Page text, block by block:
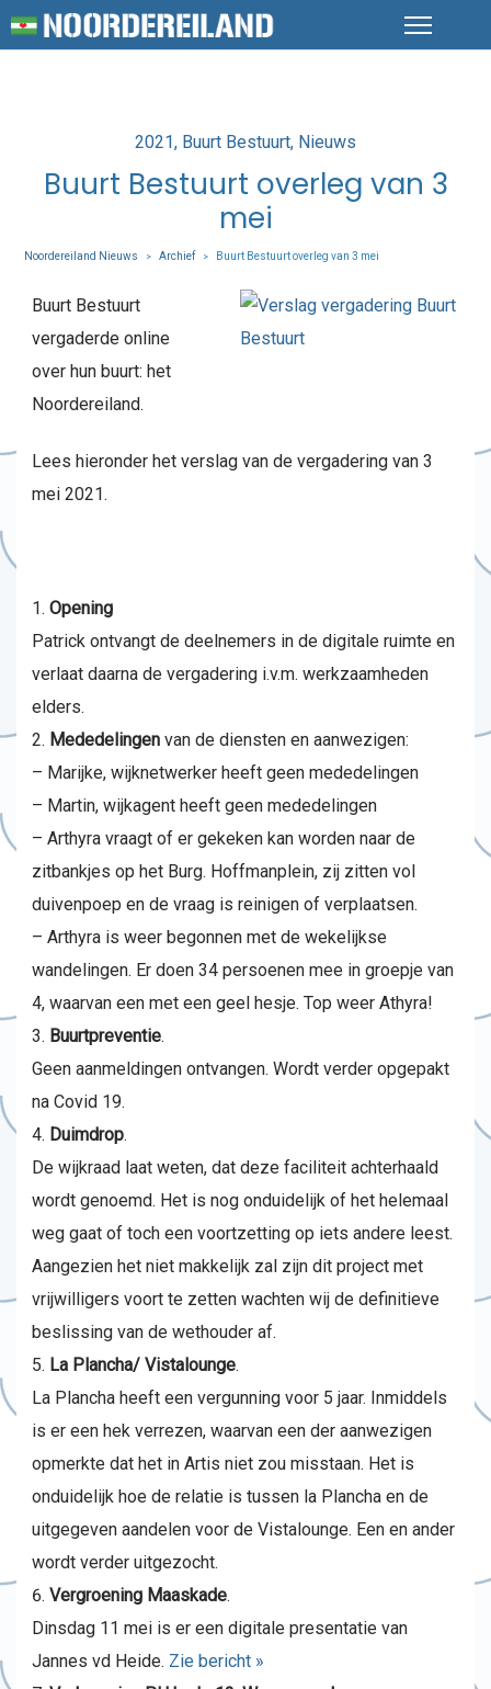
Posted
in
2021 Buurt Bestuurt Nieuws
Buurt Bestuurt overleg van 3
mei
Noordereiland Nieuws > Archief > Buurt Bestuurt overleg van 3 mei
Buurt Bestuurt
vergaderde online
over hun buurt: het
Noordereiland.
Lees hieronder het verslag van de vergadering van 3
mei 2021.
Opening
Patrick ontvangt de deelnemers in de digitale ruimte en
verlaat daarna de vergadering i.v.m. werkzaamheden
elders.
Mededelingen van de diensten en aanwezigen:
– Marijke, wijknetwerker heeft geen mededelingen
– Martin, wijkagent heeft geen mededelingen
– Arthyra vraagt of er gekeken kan worden naar de
zitbankjes op het Burg. Hoffmanplein, zij zitten vol
duivenpoep en de vraag is reinigen of verplaatsen.
– Arthyra is weer begonnen met de wekelijkse
wandelingen. Er doen 34 persoenen mee in groepje van
4, waarvan een met een geel hesje. Top weer Athyra!
Buurtpreventie.
Geen aanmeldingen ontvangen. Wordt verder opgepakt
na Covid 19.
Duimdrop.
De wijkraad laat weten, dat deze faciliteit achterhaald
wordt genoemd. Het is nog onduidelijk of het helemaal
weg gaat of toch een voortzetting op iets andere leest.
Aangezien het niet makkelijk zal zijn dit project met
vrijwilligers voort te zetten wachten wij de definitieve
beslissing van de wethouder af.
La Plancha/ Vistalounge.
La Plancha heeft een vergunning voor 5 jaar. Inmiddels
is er een hek verrezen, waarvan een der aanwezigen
opmerkte dat het in Artis niet zou misstaan. Het is
onduidelijk hoe de relatie is tussen la Plancha en de
uitgegeven aandelen voor de Vistalounge. Een en ander
wordt verder uitgezocht.
Vergroening Maaskade.
Dinsdag 11 mei is er een digitale presentatie van
Jannes vd Heide. Zie bericht »